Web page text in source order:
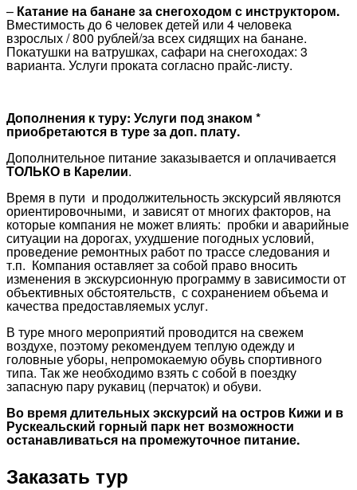
– Катание на банане за снегоходом с инструктором.
Вместимость до 6 человек детей или 4 человека
взрослых / 800 рублей/за всех сидящих на банане.
Покатушки на ватрушках, сафари на снегоходах: 3
варианта. Услуги проката согласно прайс-листу.
Дополнения к туру: Услуги под знаком *
приобретаются в туре за доп. плату.
Дополнительное питание заказывается и оплачивается
ТОЛЬКО в Карелии.
Время в пути и продолжительность экскурсий являются
ориентировочными, и зависят от многих факторов, на
которые компания не может влиять: пробки и аварийные
ситуации на дорогах, ухудшение погодных условий,
проведение ремонтных работ по трассе следования и
т.п. Компания оставляет за собой право вносить
изменения в экскурсионную программу в зависимости от
объективных обстоятельств, с сохранением объема и
качества предоставляемых услуг.
В туре много мероприятий проводится на свежем
воздухе, поэтому рекомендуем теплую одежду и
головные уборы, непромокаемую обувь спортивного
типа. Так же необходимо взять с собой в поездку
запасную пару рукавиц (перчаток) и обуви.
Во время длительных экскурсий на остров Кижи и в
Рускеальский горный парк нет возможности
останавливаться на промежуточное питание.
Заказать тур